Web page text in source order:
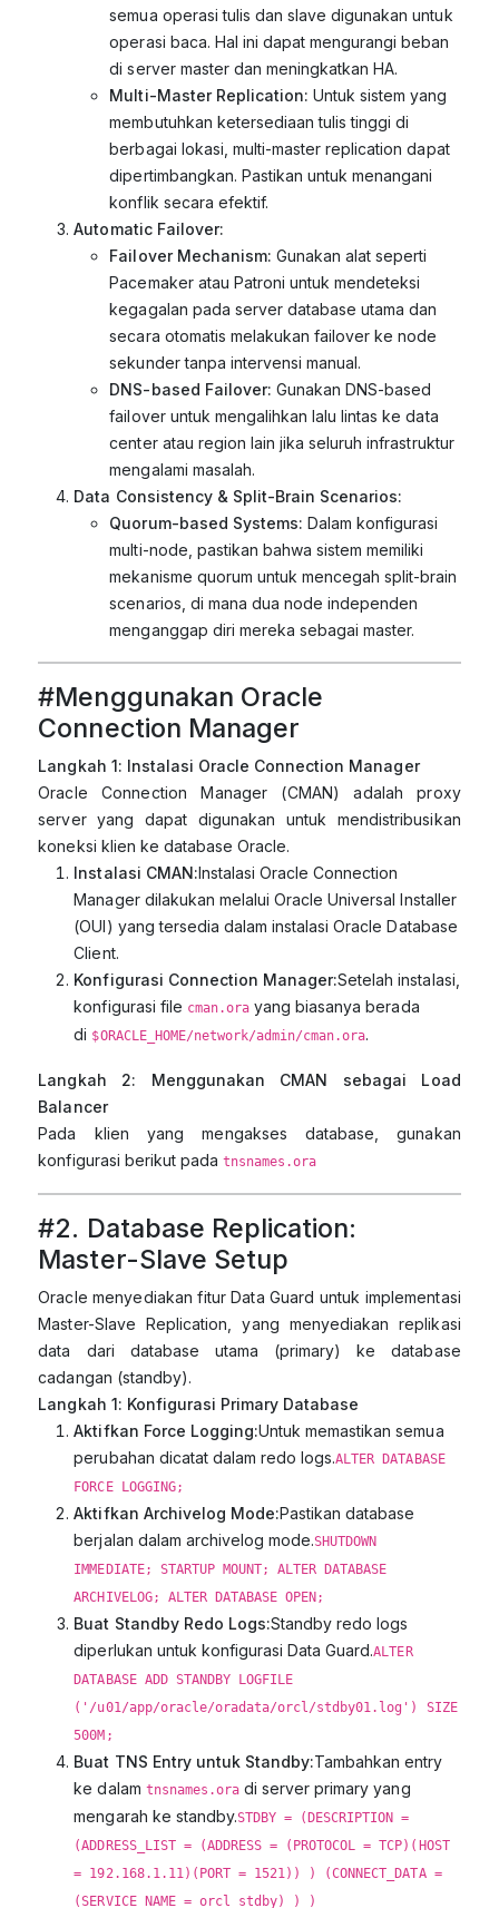
semua operasi tulis dan slave digunakan untuk
operasi baca. Hal ini dapat mengurangi beban
di server master dan meningkatkan HA.
Multi-Master Replication: Untuk sistem yang
membutuhkan ketersediaan tulis tinggi di
berbagai lokasi, multi-master replication dapat
dipertimbangkan. Pastikan untuk menangani
konflik secara efektif.
Automatic Failover:
Failover Mechanism: Gunakan alat seperti
Pacemaker atau Patroni untuk mendeteksi
kegagalan pada server database utama dan
secara otomatis melakukan failover ke node
sekunder tanpa intervensi manual.
DNS-based Failover: Gunakan DNS-based
failover untuk mengalihkan lalu lintas ke data
center atau region lain jika seluruh infrastruktur
mengalami masalah.
Data Consistency & Split-Brain Scenarios:
Quorum-based Systems: Dalam konfigurasi
multi-node, pastikan bahwa sistem memiliki
mekanisme quorum untuk mencegah split-brain
scenarios, di mana dua node independen
menganggap diri mereka sebagai master.
#Menggunakan Oracle
Connection Manager
Langkah 1: Instalasi Oracle Connection Manager
Oracle Connection Manager (CMAN) adalah proxy
server yang dapat digunakan untuk mendistribusikan
koneksi klien ke database Oracle.
Instalasi CMAN:Instalasi Oracle Connection
Manager dilakukan melalui Oracle Universal Installer
(OUI) yang tersedia dalam instalasi Oracle Database
Client.
Konfigurasi Connection Manager:Setelah instalasi,
konfigurasi file cman.ora yang biasanya berada
di $ORACLE_HOME/network/admin/cman.ora.
Langkah 2: Menggunakan CMAN sebagai Load
Balancer
Pada klien yang mengakses database, gunakan
konfigurasi berikut padatnsnames.ora
#2. Database Replication:
Master-Slave Setup
Oracle menyediakan fitur Data Guard untuk implementasi
Master-Slave Replication, yang menyediakan replikasi
data dari database utama (primary) ke database
cadangan (standby).
Langkah 1: Konfigurasi Primary Database
Aktifkan Force Logging:Untuk memastikan semua
perubahan dicatat dalam redo logs.ALTER DATABASE
FORCE LOGGING;
Aktifkan Archivelog Mode:Pastikan database
berjalan dalam archivelog mode.SHUTDOWN
IMMEDIATE; STARTUP MOUNT; ALTER DATABASE
ARCHIVELOG; ALTER DATABASE OPEN;
Buat Standby Redo Logs:Standby redo logs
diperlukan untuk konfigurasi Data Guard.ALTER
DATABASE ADD STANDBY LOGFILE
('/u01/app/oracle/oradata/orcl/stdby01.log') SIZE
500M;
Buat TNS Entry untuk Standby:Tambahkan entry
ke dalam tnsnames.oradi server primary yang
mengarah ke standby.STDBY = (DESCRIPTION =
(ADDRESS_LIST = (ADDRESS = (PROTOCOL = TCP)(HOST
= 192.168.1.11)(PORT = 1521)) ) (CONNECT_DATA =
(SERVICE_NAME = orcl_stdby) ) )